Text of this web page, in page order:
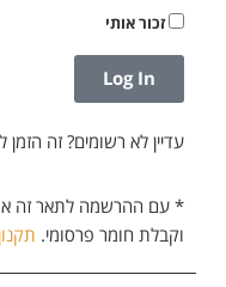
זכור אותי
Log In
עדיין לא רשומים? זה
* עם ההרשמה לתאר זה
וקבלת חומר פרסומי.